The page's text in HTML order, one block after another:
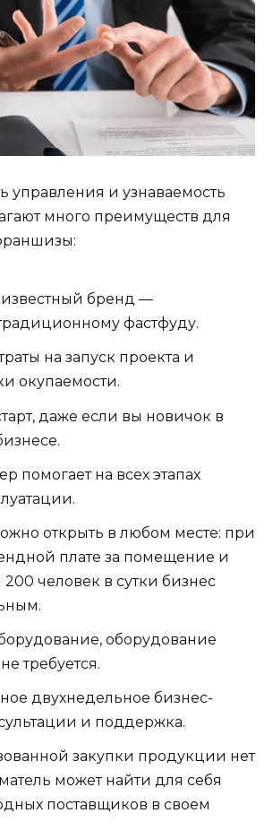
управления и узнаваемость
много преимуществ для
бренд —
фастфуду.
на запуск проекта и
окупаемости.
даже если вы новичок в
помогает на всех этапах
открыть в любом месте: при
плате за помещение и
человек в сутки бизнес
оборудование
требуется.
двухнедельное бизнес-
и поддержка.
закупки продукции нет
может найти для себя
поставщиков в своем